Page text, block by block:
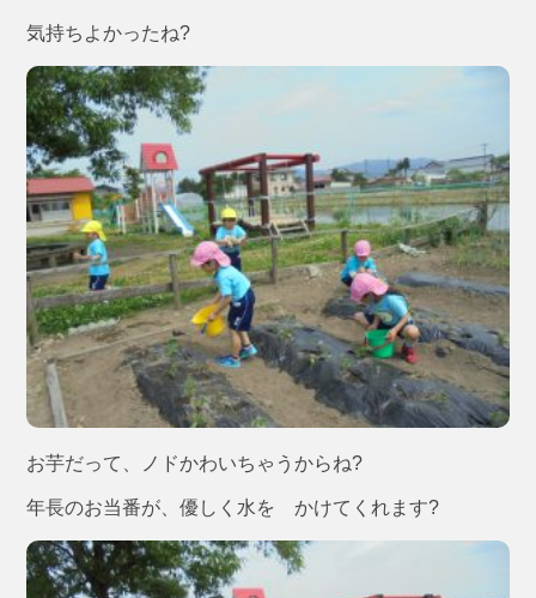
気持ちよかったね?
お芋だって、ノドかわいちゃうからね?
年長のお当番が、優しく水を かけてくれます?